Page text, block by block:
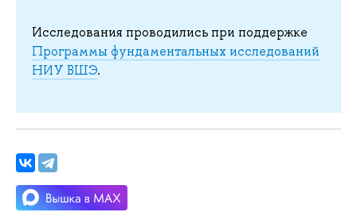
Исследования проводились при поддержке
Программы фундаментальных исследований
НИУ ВШЭ.